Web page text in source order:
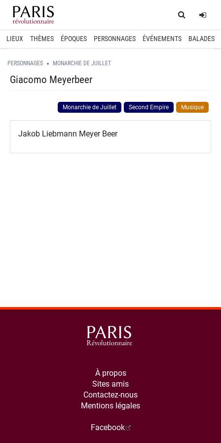
Home
LIEUX THÈMES ÉPOQUES PERSONNAGES ÉVÉNEMENTS BALADES
PERSONNAGES MONARCHIE DE JUILLET
Giacomo Meyerbeer
Monarchie de Juillet Second Empire Musique
Jakob Liebmann Meyer Beer
À propos
Sites amis
Contactez-nous
Mentions légales
Facebook